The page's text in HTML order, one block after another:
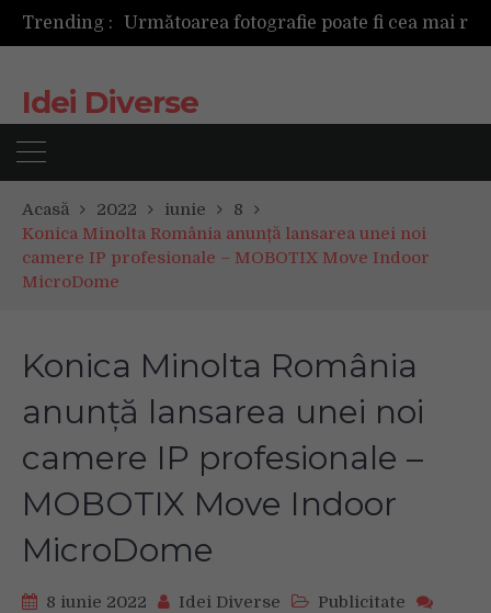
Trending :
De ce reapar mirosurile din canapea după curățare? Ce se întâmplă, de fapt, în tapițerie
Idei Diverse
Acasă 2022 iunie
8
Konica Minolta România anunță lansarea unei noi
camere IP profesionale – MOBOTIX Move Indoor
MicroDome
Konica Minolta România
anunță lansarea unei noi
camere IP profesionale –
MOBOTIX Move Indoor
MicroDome
8 iunie 2022 Idei Diverse
Publicitate